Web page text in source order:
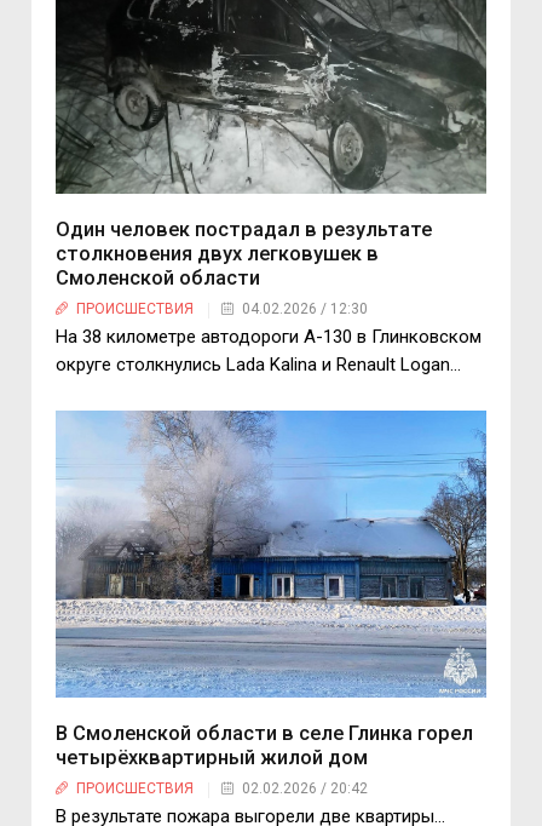
Один человек пострадал в результате
столкновения двух легковушек в
Смоленской области
ПРОИСШЕСТВИЯ 04.02.2026 / 12:30
На 38 километре автодороги А-130 в Глинковском
округе столкнулись Lada Kalina и Renault Logan...
В Смоленской области в селе Глинка горел
четырёхквартирный жилой дом
ПРОИСШЕСТВИЯ 02.02.2026 / 20:42
В результате пожара выгорели две квартиры…